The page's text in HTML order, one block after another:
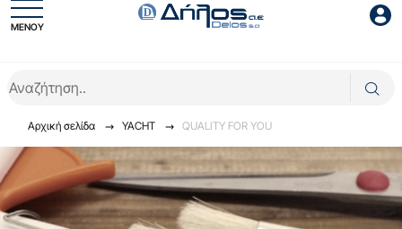
ΜΕΝΟΥ
Αρχική σελίδα YACHT QUALITY FOR YOU